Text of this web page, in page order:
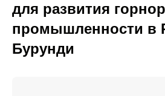
для развития
промышленности в
Бурунди